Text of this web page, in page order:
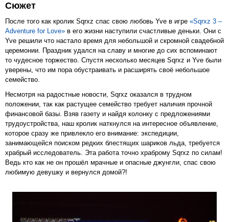
Сюжет
После того как кролик Sqrxz спас свою любовь Yve в игре «Sqrxz 3 –
Adventure for Love» в его жизни наступили счастливые деньки. Они с
Yve решили что настало время для небольшой и скромной свадебной
церемонии. Праздник удался на славу и многие до сих вспоминают
то чудесное торжество. Спустя несколько месяцев Sqrxz и Yve были
уверены, что им пора обустраивать и расширять своё небольшое
семейство.
Несмотря на радостные новости, Sqrxz оказался в трудном
положении, так как растущее семейство требует наличия прочной
финансовой базы. Взяв газету и найдя колонку с предложениями
трудоустройства, наш кролик наткнулся на интересное объявление,
которое сразу же привлекло его внимание: экспедиции,
занимающейся поиском редких блестящих шариков льда, требуется
храбрый исследователь. Эта работа точно храброму Sqrxz по силам!
Ведь кто как не он прошёл мрачные и опасные джунгли, спас свою
любимую девушку и вернулся домой?!